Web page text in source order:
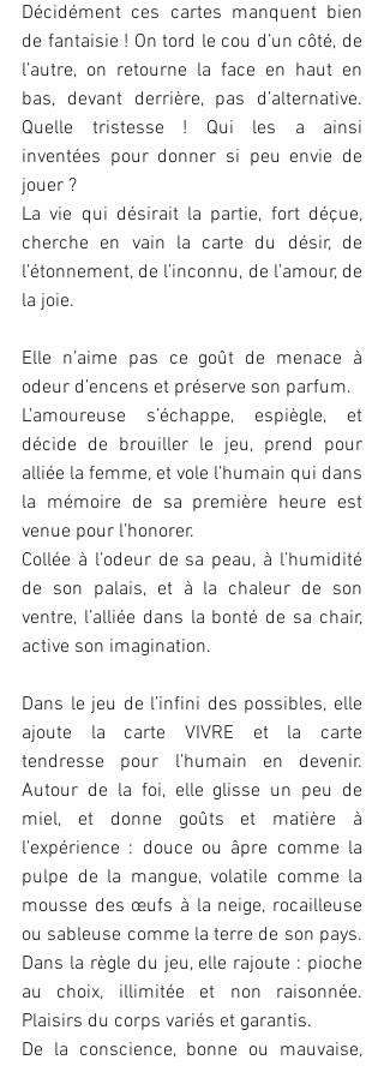
Décidément ces cartes manquent bien
de fantaisie ! On tord le cou d’un côté, de
l’autre, on retourne la face en haut en
bas, devant derrière, pas d’alternative.
Quelle tristesse ! Qui les a ainsi
inventées pour donner si peu envie de
jouer ?
La vie qui désirait la partie, fort déçue,
cherche en vain la carte du désir, de
l’étonnement, de l’inconnu, de l’amour, de
la joie.
Elle n’aime pas ce goût de menace à
odeur d’encens et préserve son parfum.
L’amoureuse s’échappe, espiègle, et
décide de brouiller le jeu, prend pour
alliée la femme, et vole l’humain qui dans
la mémoire de sa première heure est
venue pour l’honorer.
Collée à l’odeur de sa peau, à l’humidité
de son palais, et à la chaleur de son
ventre, l’alliée dans la bonté de sa chair,
active son imagination.
Dans le jeu de l’infini des possibles, elle
ajoute la carte VIVRE et la carte
tendresse pour l’humain en devenir.
Autour de la foi, elle glisse un peu de
miel, et donne goûts et matière à
l’expérience : douce ou âpre comme la
pulpe de la mangue, volatile comme la
mousse des œufs à la neige, rocailleuse
ou sableuse comme la terre de son pays.
Dans la règle du jeu, elle rajoute : pioche
au choix, illimitée et non raisonnée.
Plaisirs du corps variés et garantis.
De la conscience, bonne ou mauvaise,